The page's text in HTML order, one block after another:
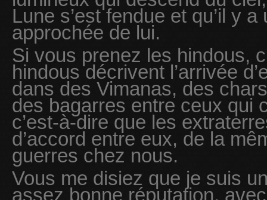
Lune s’est fendue et qu’il y
approchée de lui.
Si vous prenez les hindous,
hindous décrivent l’arrivée
dans des Vimanas, des
des bagarres entre ceux qui
c’est-à-dire que les
d’accord entre eux, de la
guerres chez nous.
Vous me disiez que je suis
assez bonne réputation,